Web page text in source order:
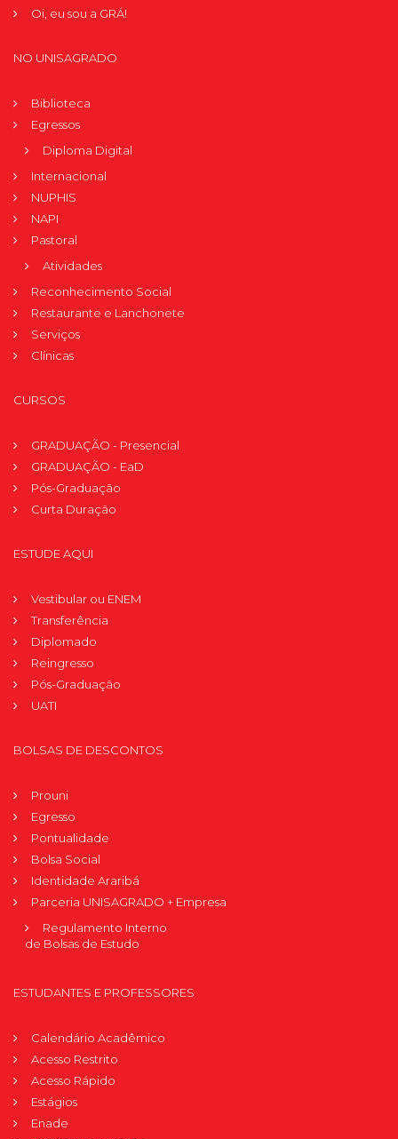
Oi, eu sou a GRÁ!
NO UNISAGRADO
Biblioteca
Egressos
Diploma Digital
Internacional
NUPHIS
NAPI
Pastoral
Atividades
Reconhecimento Social
Restaurante e Lanchonete
Serviços
Clínicas
CURSOS
GRADUAÇÃO - Presencial
GRADUAÇÃO - EaD
Pós-Graduação
Curta Duração
ESTUDE AQUI
Vestibular ou ENEM
Transferência
Diplomado
Reingresso
Pós-Graduação
UATI
BOLSAS DE DESCONTOS
Prouni
Egresso
Pontualidade
Bolsa Social
Identidade Araribá
Parceria UNISAGRADO + Empresa
Regulamento Interno
de Bolsas de Estudo
ESTUDANTES E PROFESSORES
Calendário Acadêmico
Acesso Restrito
Acesso Rápido
Estágios
Enade